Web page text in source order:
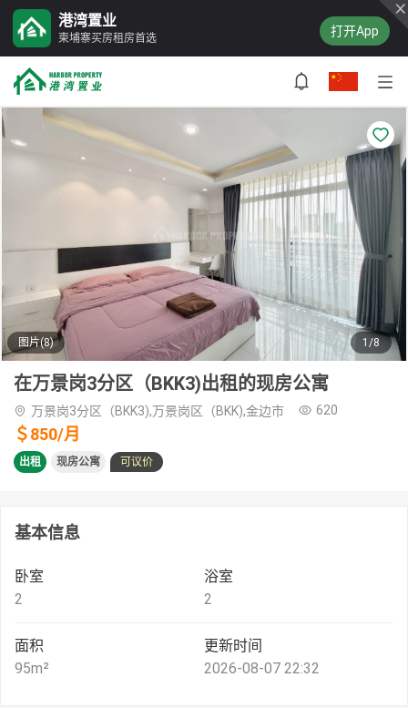
港湾置业
柬埔寨买房租房首选 打开App
图片(8) 1/8
在万景岗3分区（BKK3)出租的现房公寓
万景岗3分区（BKK3),万景岗区（BKK),金边市 620
＄850/月
出租 现房公寓 可议价
基本信息
卧室
2
浴室
2
面积
95m²
更新时间
2026-08-07 22:32